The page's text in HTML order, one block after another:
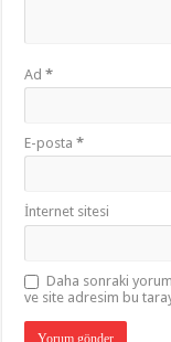
Ad*
E-posta*
İnternet sitesi
Daha sonraki
ve site adresim bu